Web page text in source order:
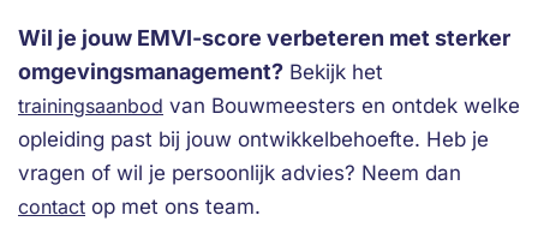
Wil je jouw EMVI-score verbeteren met sterker
omgevingsmanagement? Bekijk het
trainingsaanbod van Bouwmeesters en ontdek welke
opleiding past bij jouw ontwikkelbehoefte. Heb je
vragen of wil je persoonlijk advies? Neem dan
contact op met ons team.